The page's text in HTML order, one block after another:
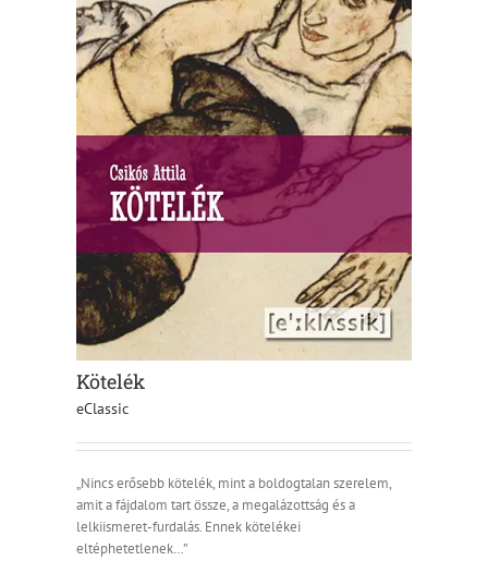
Kötelék
eClassic
„Nincs erősebb kötelék, mint a boldogtalan szerelem,
amit a fájdalom tart össze, a megalázottság és a
lelkiismeret-furdalás. Ennek kötelékei
eltéphetetlenek…”